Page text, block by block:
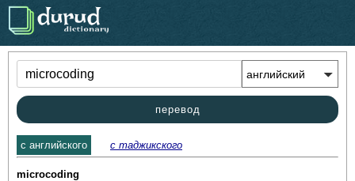
.
перевод
c английского с таджикского
microcoding